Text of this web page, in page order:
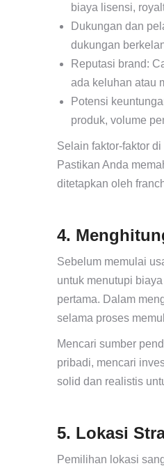
biaya lisensi,
Dukungan dan
dukungan
Reputasi brand:
ada keluhan atau
Potensi
produk, volume
Selain faktor-faktor
Pastikan Anda
ditetapkan oleh
4.
Sebelum memulai
untuk menutupi
pertama. Dalam
selama proses
Mencari sumber
pribadi, mencari
solid dan realistis
5. Lokasi
Pemilihan lokasi